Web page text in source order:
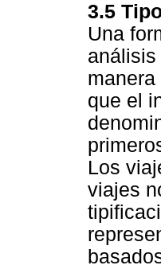
3.5
Una
que el
Los
viajes